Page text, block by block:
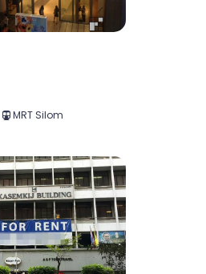
MRT Silom